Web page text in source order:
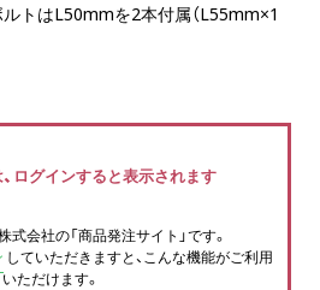
ルトはL50mmを2本付属（L55mm×1
ログインすると表示されます
式会社の「商品発注サイト」です。
していただきますと、こんな機能がご利用
いただけます。